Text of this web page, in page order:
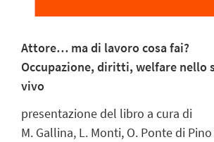
Attore… ma di lavoro cosa fai?
Occupazione, diritti, welfare nello
vivo
presentazione del libro a cura di
M. Gallina, L. Monti, O. Ponte di Pino